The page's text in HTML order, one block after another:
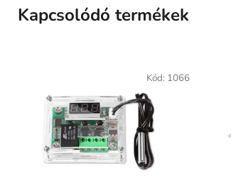
Kapcsolódó termékek
Kód: 1066